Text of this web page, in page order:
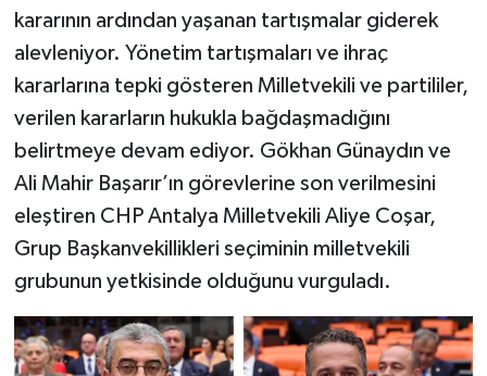
kararının ardından yaşanan tartışmalar giderek
alevleniyor. Yönetim tartışmaları ve ihraç
kararlarına tepki gösteren Milletvekili ve partililer,
verilen kararların hukukla bağdaşmadığını
belirtmeye devam ediyor. Gökhan Günaydın ve
Ali Mahir Başarır’ın görevlerine son verilmesini
eleştiren CHP Antalya Milletvekili Aliye Coşar,
Grup Başkanvekillikleri seçiminin milletvekili
grubunun yetkisinde olduğunu vurguladı.